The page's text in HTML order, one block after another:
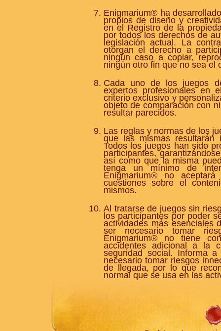
Enigmarium® ha
propios de diseño y
en el Registro de la
por todos los derechos de
legislación actual. La
otorgan el derecho a
ningún caso a copiar,
ningún otro fin que no sea el
Cada uno de los juegos
expertos profesionales en
criterio exclusivo y
objeto de comparación con
resultar parecidos.
Las reglas y normas de los
que las mismas resultarán
Todos los juegos han sido
participantes,
así como que la misma
tenga un mínimo de
Enigmarium® no
cuestiones sobre el
mismos.
Al tratarse de juegos sin
los participantes por poder
actividades más esenciales
ser necesario tomar
Enigmarium® no tiene
accidentes adicional a la
seguridad social. Informa
necesario tomar riesgos
de llegada, por lo que
normal que se usa en las